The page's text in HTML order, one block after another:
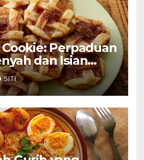
Perpaduan
dan Isian
SITI